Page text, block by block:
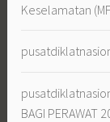
Keselamatan
BAGI PERAWAT